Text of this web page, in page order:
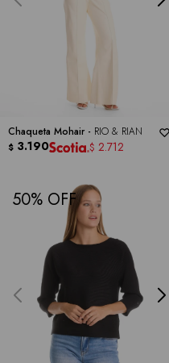
Chaqueta Mohair - RIO & RIAN
$ 3.190 $ 2.712
50